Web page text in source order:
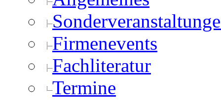
Firmenevents
Fachliteratur
Termine